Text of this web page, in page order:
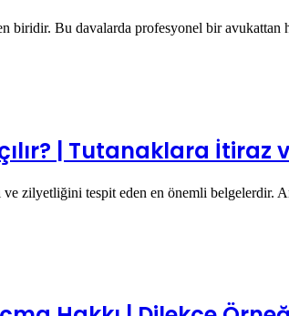
biridir. Bu davalarda profesyonel bir
| Tutanaklara İtiraz
ve zilyetliğini tespit eden en önemli